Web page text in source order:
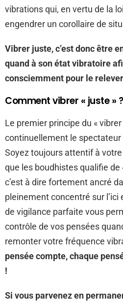
vibrations qui, en vertu de la
engendrer un corollaire de
Vibrer juste, c’est donc être
quand à son état vibratoire
consciemment pour le
Comment vibrer « juste » ?
Le premier principe du « vibrer
continuellement le spectateur
Soyez toujours attentif à
que les boudhistes qualifie de
c’est à dire fortement ancré
pleinement concentré sur
de vigilance parfaite vous
contrôle de vos pensées
remonter votre fréquence
pensée compte, chaque
!
Si vous parvenez en